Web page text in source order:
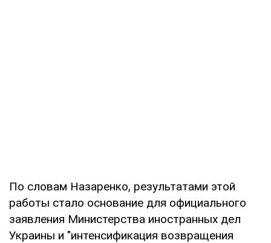
По словам Назаренко, результатами этой
работы стало основание для официального
заявления Министерства иностранных дел
Украины и "интенсификация возвращения